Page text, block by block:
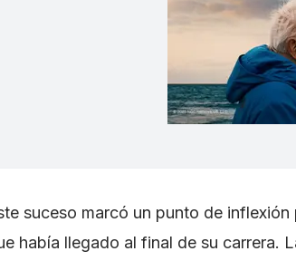
suceso marcó un punto de
había llegado al final de su carrera.